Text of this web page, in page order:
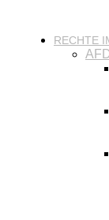
RECHTE